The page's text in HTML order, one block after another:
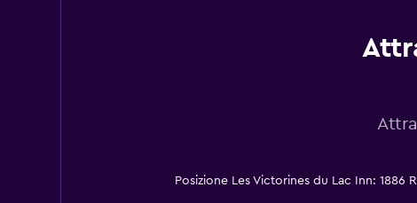
Posizione Les Victorines du Lac Inn: 1886